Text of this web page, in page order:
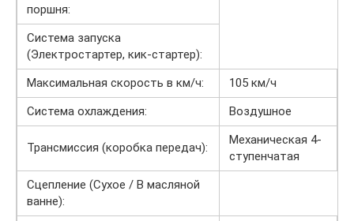
поршня:
Система запуска
(Электростартер, кик-стартер):
Максимальная скорость в км/ч:
105 км/ч
Система охлаждения:
Воздушное
Трансмиссия (коробка передач):
Механическая 4-
ступенчатая
Сцепление (Сухое / В масляной
ванне):